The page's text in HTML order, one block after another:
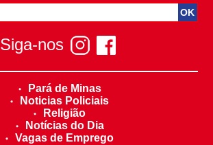
Siga-nos
Pará de Minas
Noticias Policiais
Religião
Notícias do Dia
Vagas de Emprego